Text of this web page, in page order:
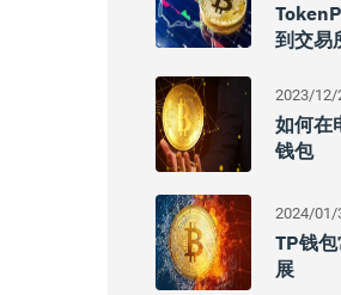
到交易
2023/12/
如何在
钱包
2024/01/
TP钱
展